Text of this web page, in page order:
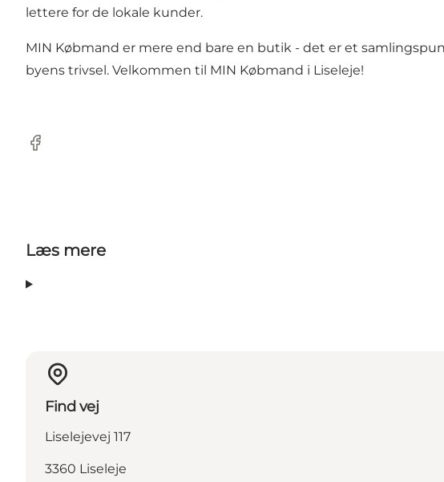
lettere for de lokale kunder.
MIN Købmand er mere end bare en butik - det er et
byens trivsel. Velkommen til MIN Købmand i Liseleje!
Facebook
Læs mere
Find vej
Liselejevej 117
3360 Liseleje